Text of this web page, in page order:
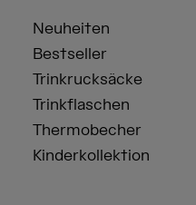
Neuheiten
Bestseller
Trinkrucksäcke
Trinkflaschen
Thermobecher
Kinderkollektion